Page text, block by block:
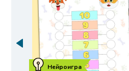
Нейроигра